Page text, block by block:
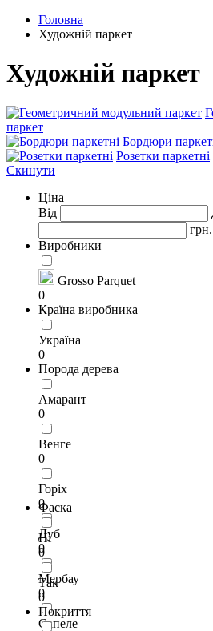
Головна
Художній паркет
Художній паркет
паркет
Бордюри
Розетки паркетні
Скинути
Ціна
Від
грн.
Виробники
Grosso Parquet
0
Країна виробника
Україна
0
Порода дерева
Амарант
0
Венге
0
Горіх
0
Дуб
0
Мербау
0
Сапеле
Фаска
Ні
0
Так
0
Покриття